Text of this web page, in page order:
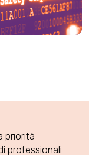
priorità
professionali